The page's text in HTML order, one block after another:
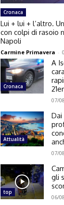
Cronaca
Lui + lui + l’altro.
con colpi di rasoio
Napoli
Carmine Primavera -
Cronaca
A
07/
Attualità
Dai
07/
top
gli
06/